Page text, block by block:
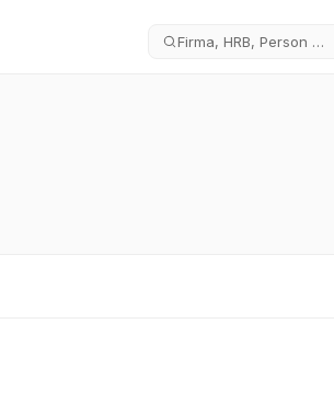
Firma, HRB, Person …